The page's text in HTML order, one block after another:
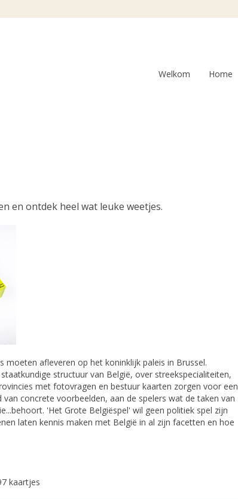
Welkom Home
en ontdek heel wat leuke weetjes.
afleveren op het koninklijk paleis in Brussel.
structuur van België, over streekspecialiteiten,
met fotovragen en bestuur kaarten zorgen voor een
concrete voorbeelden, aan de spelers wat de taken van
'Het Grote Belgiëspel' wil geen politiek spel zijn
laten kennis maken met België in al zijn facetten en hoe
kaartjes